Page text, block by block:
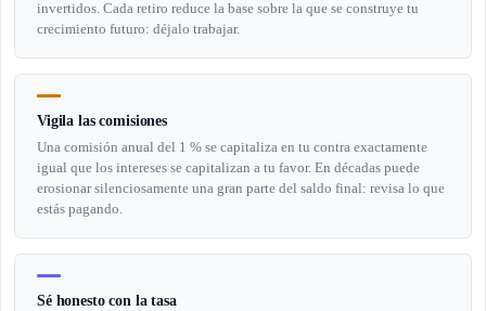
invertidos. Cada retiro reduce la base sobre la que se construye tu
crecimiento futuro: déjalo trabajar.
Vigila las comisiones
Una comisión anual del 1 % se capitaliza en tu contra exactamente
igual que los intereses se capitalizan a tu favor. En décadas puede
erosionar silenciosamente una gran parte del saldo final: revisa lo que
estás pagando.
Sé honesto con la tasa